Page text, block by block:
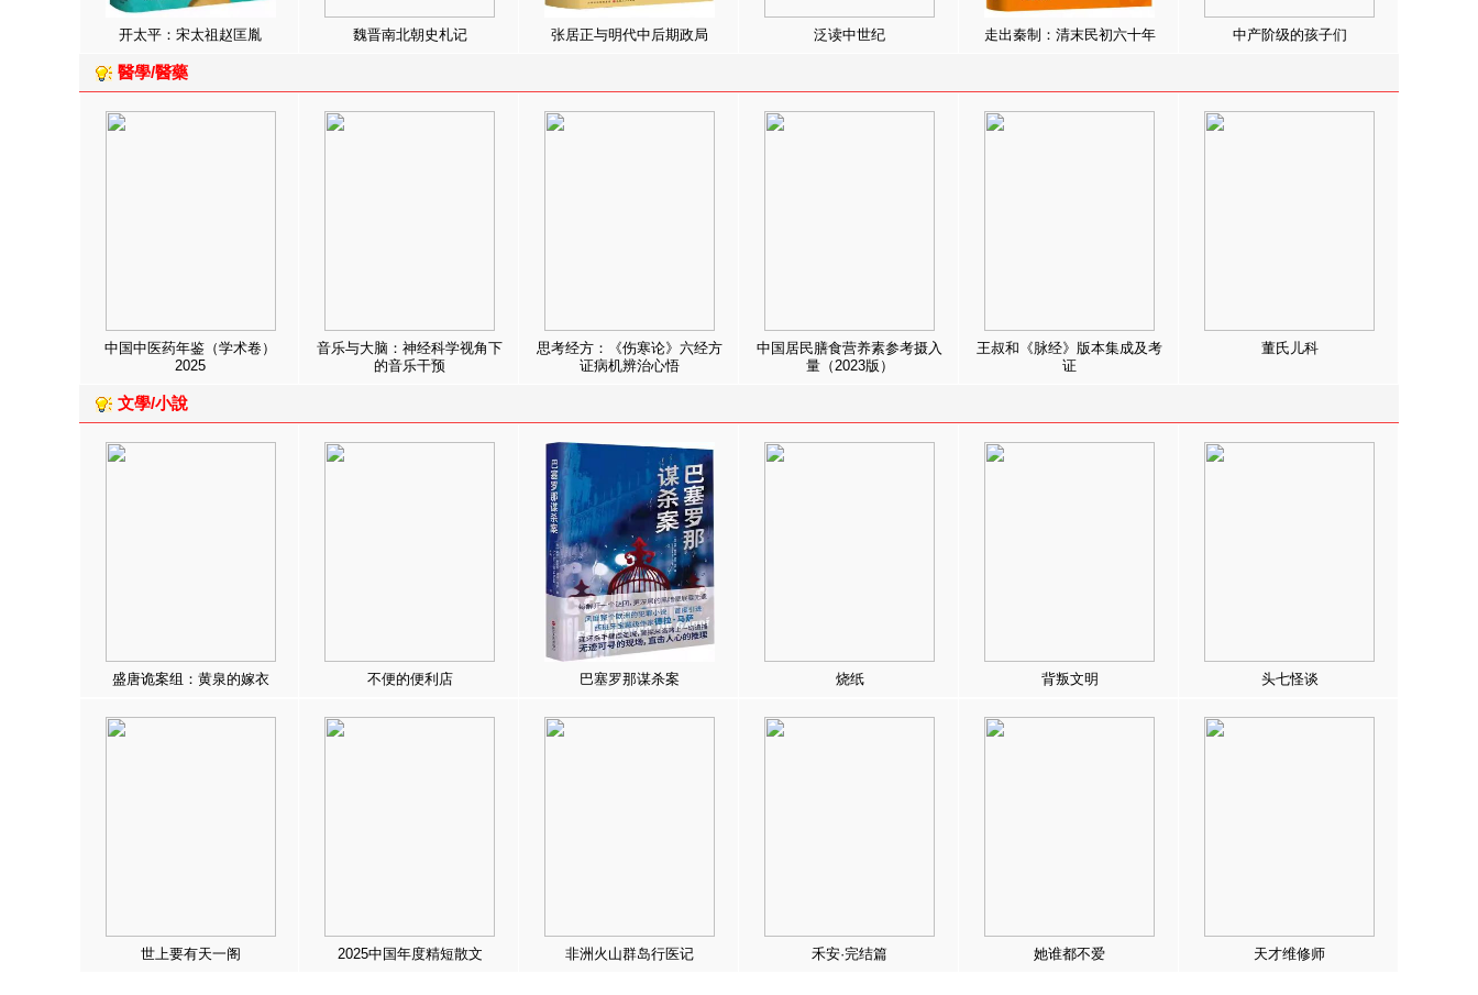
开太平：宋太祖赵匡胤 魏晋南北朝史札记 张居正与明代中后期政局 泛读中世纪 走出秦制：清末民初六十年 中产阶级的孩子们
醫學/醫藥
中国中医药年鉴（学术卷）
2025
音乐与大脑：神经科学视角下
的音乐干预
思考经方：《伤寒论》六经方
证病机辨治心悟
中国居民膳食营养素参考摄入
量（2023版）
王叔和《脉经》版本集成及考
证
董氏儿科
文學/小說
盛唐诡案组：黄泉的嫁衣 不便的便利店 巴塞罗那谋杀案 烧纸 背叛文明 头七怪谈
世上要有天一阁 2025中国年度精短散文 非洲火山群岛行医记 禾安·完结篇 她谁都不爱 天才维修师